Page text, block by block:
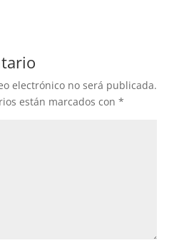
electrónico no será publicada.
están marcados con *